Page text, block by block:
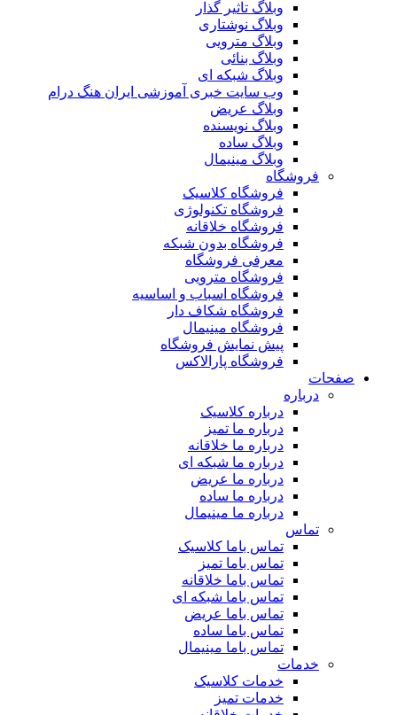
وبلاگ تاثیر گذار
وبلاگ نوشتاری
وبلاگ مترویی
وبلاگ بنائی
وبلاگ شبکه ای
وب سایت خبری آموزشی ایران هنگ درام
وبلاگ عریض
وبلاگ نویسنده
وبلاگ ساده
وبلاگ مینیمال
فروشگاه
فروشگاه کلاسیک
فروشگاه تکنولوژی
فروشگاه خلاقانه
فروشگاه بدون شبکه
معرفی فروشگاه
فروشگاه مترویی
فروشگاه اسباب و اساسیه
فروشگاه شکاف دار
فروشگاه مینیمال
پیش نمایش فروشگاه
فروشگاه پارالاکس
صفحات
درباره
درباره کلاسیک
درباره ما تمیز
درباره ما خلاقانه
درباره ما شبکه ای
درباره ما عریض
درباره ما ساده
درباره ما مینیمال
تماس
تماس باما کلاسیک
تماس باما تمیز
تماس باما خلاقانه
تماس باما شبکه ای
تماس باما عریض
تماس باما ساده
تماس باما مینیمال
خدمات
خدمات کلاسیک
خدمات تمیز